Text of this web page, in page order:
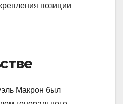
позиции
Макрон был